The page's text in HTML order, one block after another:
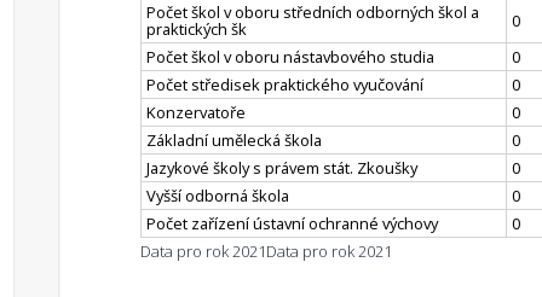
Počet škol v oboru středních odborných škol a
praktických šk
0
Počet škol v oboru nástavbového studia
0
Počet středisek praktického vyučování
0
Konzervatoře
0
Základní umělecká škola
0
Jazykové školy s právem stát. Zkoušky
0
Vyšší odborná škola
0
Počet zařízení ústavní ochranné výchovy
0
Data pro rok 2021Data pro rok 2021